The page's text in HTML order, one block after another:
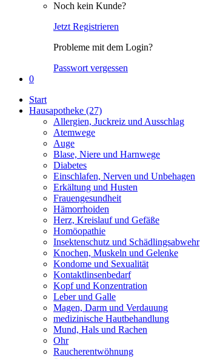
Noch kein Kunde?
Jetzt Registrieren
Probleme mit dem Login?
Passwort vergessen
0
Start
Hausapotheke (27)
Allergien, Juckreiz und Ausschlag
Atemwege
Auge
Blase, Niere und Harnwege
Diabetes
Einschlafen, Nerven und Unbehagen
Erkältung und Husten
Frauengesundheit
Hämorrhoiden
Herz, Kreislauf und Gefäße
Homöopathie
Insektenschutz und Schädlingsabwehr
Knochen, Muskeln und Gelenke
Kondome und Sexualität
Kontaktlinsenbedarf
Kopf und Konzentration
Leber und Galle
Magen, Darm und Verdauung
medizinische Hautbehandlung
Mund, Hals und Rachen
Ohr
Raucherentwöhnung